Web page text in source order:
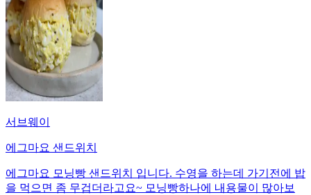
서브웨이
에그마요 샌드위치
에그마요 모닝빵 샌드위치 입니다. 수영을 하는데 가기전에 밥
을 먹으면 좀 무겁더라고요~ 모닝빵하나에 내용물이 많아보